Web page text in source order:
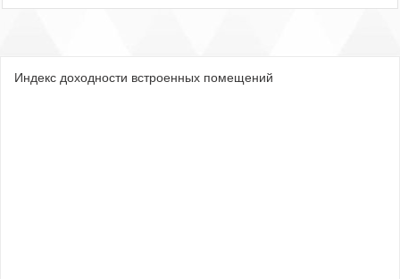
Индекс доходности встроенных помещений